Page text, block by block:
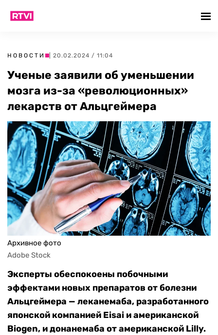
НОВОСТИ | 20.02.2024 / 11:04
Ученые заявили об уменьшении
мозга из-за «революционных»
лекарств от Альцгеймера
Архивное фото
Adobe Stock
Эксперты обеспокоены побочными
эффектами новых препаратов от болезни
Альцгеймера — леканемаба, разработанного
японской компанией Eisai и американской
Biogen, и донанемаба от американской Lilly.